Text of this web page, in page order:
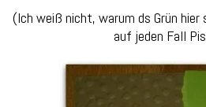
(Ich weiß nicht, warum ds Grün
auf jeden Fall